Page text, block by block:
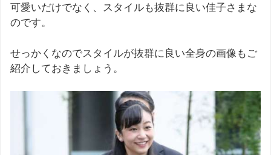
可愛いだけでなく、スタイルも抜群に良い佳子さまな
のです。
せっかくなのでスタイルが抜群に良い全身の画像もご
紹介しておきましょう。